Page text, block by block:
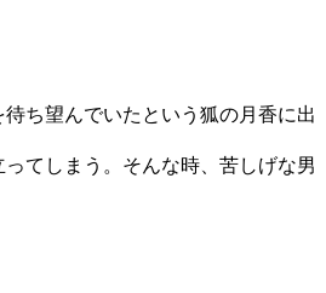
ち望んでいたという狐の月香に出
てしまう。そんな時、苦しげな男